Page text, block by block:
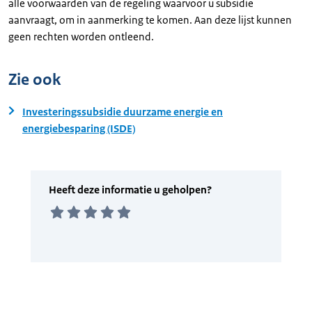
alle voorwaarden van de regeling waarvoor u subsidie
aanvraagt, om in aanmerking te komen. Aan deze lijst kunnen
geen rechten worden ontleend.
Zie ook
Investeringssubsidie duurzame energie en
energiebesparing (ISDE)